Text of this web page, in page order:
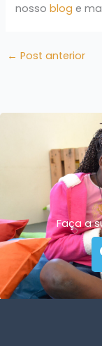
nossoblog e
← Post anterior
Faça a